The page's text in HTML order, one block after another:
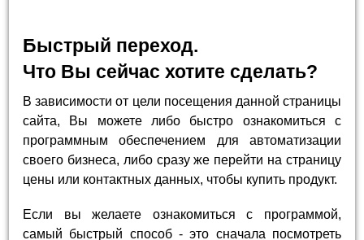
Быстрый переход.
Что Вы сейчас хотите сделать?
В зависимости от цели посещения данной страницы
сайта, Вы можете либо быстро ознакомиться с
программным обеспечением для автоматизации
своего бизнеса, либо сразу же перейти на страницу
цены или контактных данных, чтобы купить продукт.
Если вы желаете ознакомиться с программой,
самый быстрый способ - это сначала посмотреть